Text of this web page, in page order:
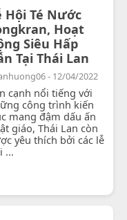
Hội Té Nước
Hoạt
Siêu Hấp
Tại Thái Lan
- 12/04/2022
cạnh nổi tiếng với
công trình kiến
mang đậm dấu ấn
giáo, Thái Lan còn
yêu thích bởi các lễ
...